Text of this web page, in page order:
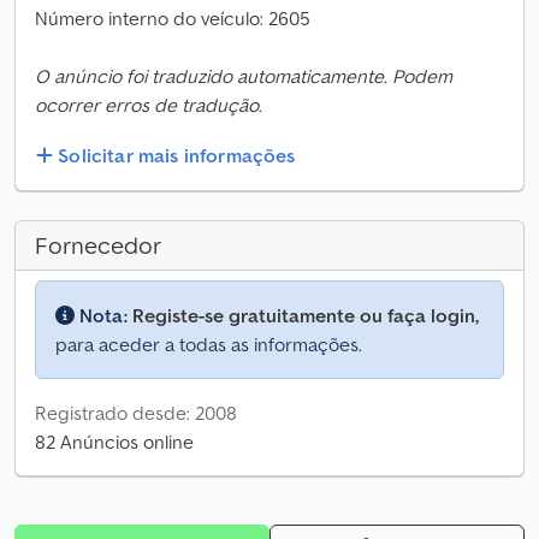
Número interno do veículo: 2605
O anúncio foi traduzido automaticamente. Podem
ocorrer erros de tradução.
Solicitar mais informações
Fornecedor
Nota: Registe-se gratuitamente ou faça login,
para aceder a todas as informações.
Registrado desde: 2008
82 Anúncios online